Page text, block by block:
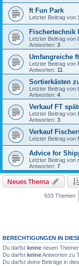
ft Fun Park
Letzter Beitrag von
Fischertechnik
Letzter Beitrag von
Antworten: 3
Umfangreiche
Letzter Beitrag von
Antworten: 11
Sortierkästen
Letzter Beitrag von
Antworten: 4
Verkauf FT
Letzter Beitrag von
Antworten: 3
Verkauf
Letzter Beitrag von
Advice for
Letzter Beitrag von
Antworten: 7
Neues Thema
633 Themen
BERECHTIGUNGEN IN
Du darfst keine neuen
Du darfst keineAntworten zu
Du darfst deine Beiträge in